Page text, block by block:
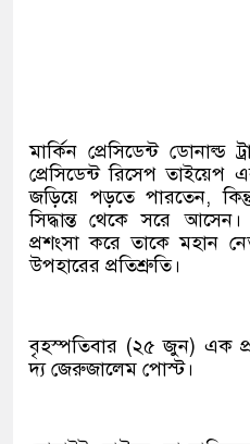
মার্কিন প্রেসিডেন্ট ডোনাল্ড
প্রেসিডেন্ট রিসেপ তাইয়েপ
জড়িয়ে পড়তে পারতেন,
সিদ্ধান্ত থেকে সরে
প্রশংসা করে তাকে মহান
উপহারের প্রতিশ্রুতি।
বৃহস্পতিবার (২৫ জুন) এক
দ্য জেরুজালেম পোস্ট।